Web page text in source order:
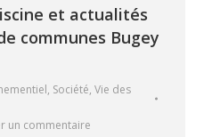
et actualités
communes Bugey
, Société, Vie des
un commentaire